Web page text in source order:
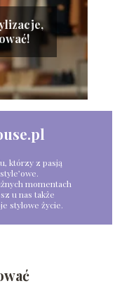
którzy z pasją
momentach
u nas także
stylowe życie.